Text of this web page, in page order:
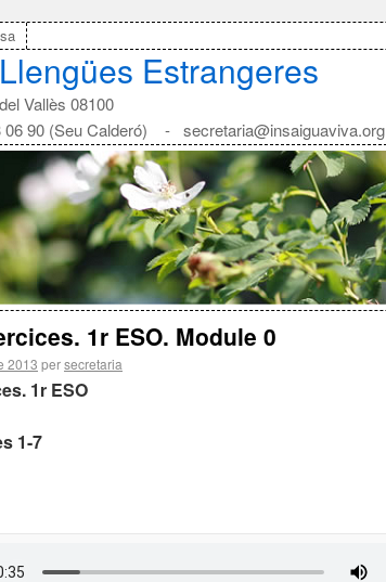
Estrangeres
Vallès 08100
90 (Seu Calderó) - secretaria@insaiguaviva.org
1r ESO. Module 0
2013 persecretaria
1r ESO
1-7